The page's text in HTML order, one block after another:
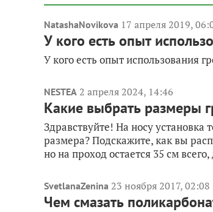
NatashaNovikova 17 апреля 2019,
У кого есть опыт
У кого есть опыт использования
NESTEA 2 апреля 2024, 14:46
Какие выбрать размеры
Здравствуйте! На носу
размера? Подскажите, как вы
но на проход остается 35 см
SvetlanaZenina 23 ноября 2017, 02:08
Чем смазать